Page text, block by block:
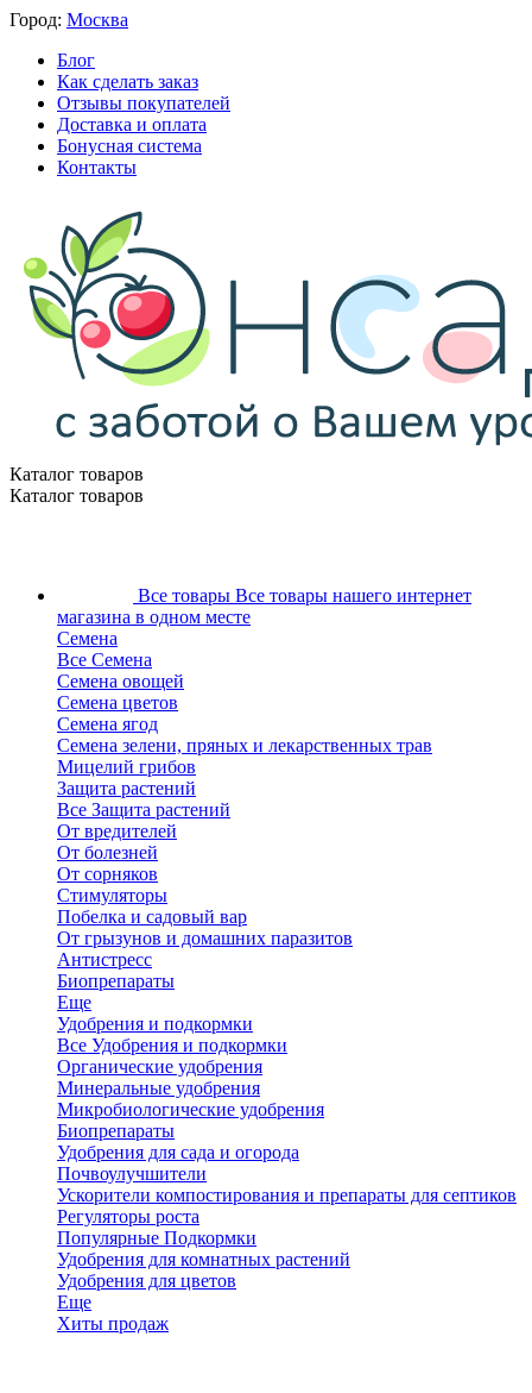
Город: Москва
Блог
Как сделать заказ
Отзывы покупателей
Доставка и оплата
Бонусная система
Контакты
Каталог товаров
Каталог товаров
Все товары Все товары нашего интернет
магазина в одном месте
Семена
Все Семена
Семена овощей
Семена цветов
Семена ягод
Семена зелени, пряных и лекарственных трав
Мицелий грибов
Защита растений
Все Защита растений
От вредителей
От болезней
От сорняков
Стимуляторы
Побелка и садовый вар
От грызунов и домашних паразитов
Антистресс
Биопрепараты
Еще
Удобрения и подкормки
Все Удобрения и подкормки
Органические удобрения
Минеральные удобрения
Микробиологические удобрения
Биопрепараты
Удобрения для сада и огорода
Почвоулучшители
Ускорители компостирования и препараты для септиков
Регуляторы роста
Популярные Подкормки
Удобрения для комнатных растений
Удобрения для цветов
Еще
Хиты продаж